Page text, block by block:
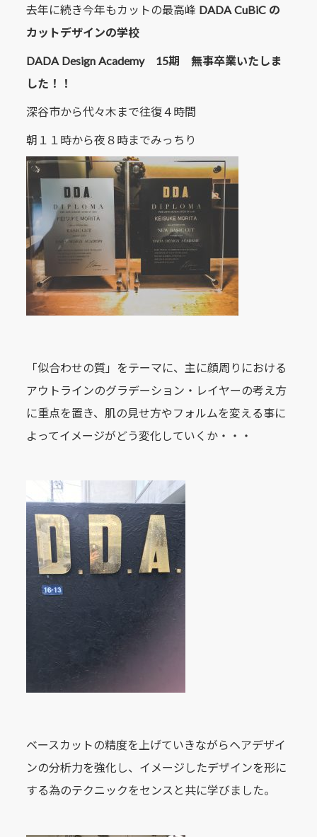
去年に続き今年もカットの最高峰 DADA CuBiC の
カットデザインの学校
DADA Design Academy 15期 無事卒業いたしま
した！！
深谷市から代々木まで往復４時間
朝１１時から夜８時までみっちり
「似合わせの質」をテーマに、主に顔周りにおける
アウトラインのグラデーション・レイヤーの考え方
に重点を置き、肌の見せ方やフォルムを変える事に
よってイメージがどう変化していくか・・・
ベースカットの精度を上げていきながらヘアデザイ
ンの分析力を強化し、イメージしたデザインを形に
する為のテクニックをセンスと共に学びました。